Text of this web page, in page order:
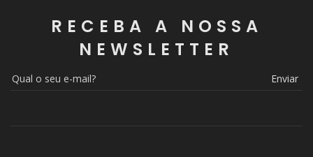
RECEBA A NOSSA
NEWSLETTER
Enviar